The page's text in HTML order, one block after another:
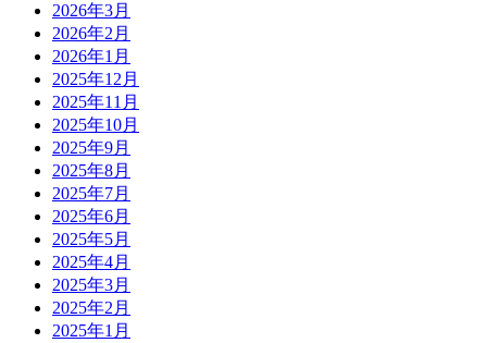
2026年3月
2026年2月
2026年1月
2025年12月
2025年11月
2025年10月
2025年9月
2025年8月
2025年7月
2025年6月
2025年5月
2025年4月
2025年3月
2025年2月
2025年1月